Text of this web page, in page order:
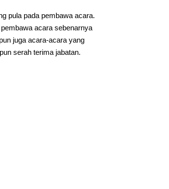
pula pada pembawa acara.
acara sebenarnya
juga acara-acara yang
serah terima jabatan.